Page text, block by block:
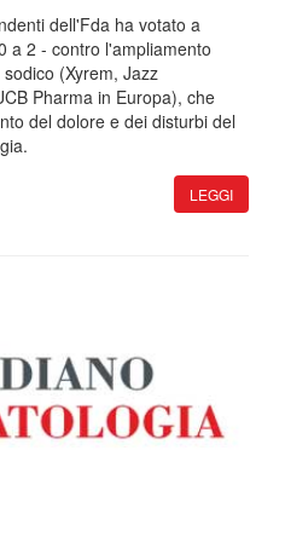
dell'Fda ha votato a
a 2 - contro l'ampliamento
(Xyrem, Jazz
Pharma in Europa), che
del dolore e dei disturbi del
LEGGI